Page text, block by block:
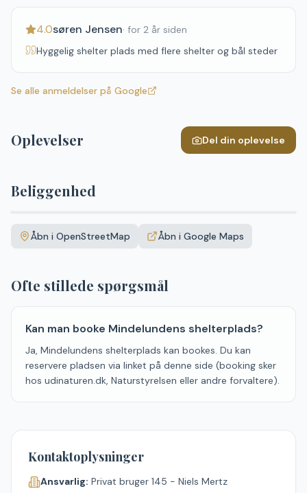
4.0søren Jensen· for 2 år siden
Hyggelig shelter plads med flere shelter og bål steder
Se alle anmeldelser på Google
Oplevelser Del din oplevelse
Beliggenhed
+Åbn i OpenStreetMap Åbn i Google Maps
Ofte stillede spørgsmål
Kan man booke Mindelundens shelterplads?
Ja, Mindelundens shelterplads kan bookes. Du kan
reservere pladsen via linket på denne side (booking sker
hos udinaturen.dk, Naturstyrelsen eller andre forvaltere).
Kontaktoplysninger
Ansvarlig: Privat bruger 145 - Niels Mertz